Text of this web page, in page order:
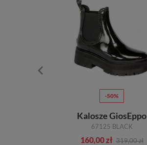
-50%
Kalosze GiosEppo
67125 BLACK
160,00 zł 319,00 zł